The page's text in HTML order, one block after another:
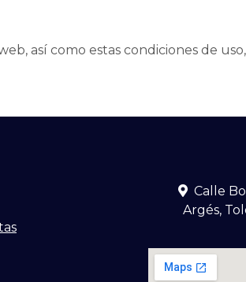
así como estas condiciones de
Calle
Argés,